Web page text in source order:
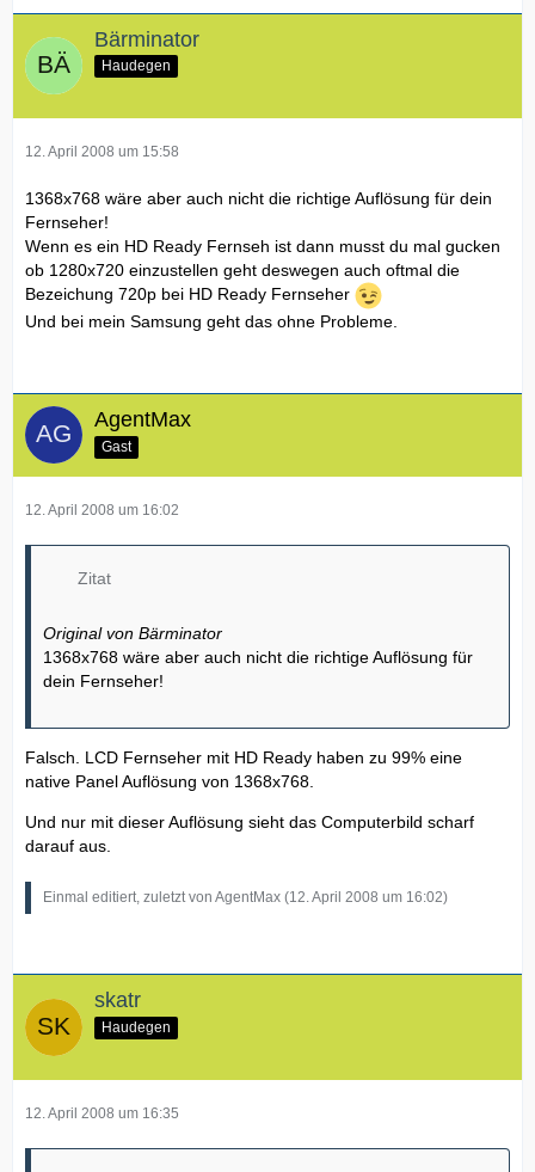
Bärminator
Haudegen
12. April 2008 um 15:58
1368x768 wäre aber auch nicht die richtige Auflösung für dein
Fernseher!
Wenn es ein HD Ready Fernseh ist dann musst du mal gucken
ob 1280x720 einzustellen geht deswegen auch oftmal die
Bezeichung 720p bei HD Ready Fernseher
Und bei mein Samsung geht das ohne Probleme.
AgentMax
Gast
12. April 2008 um 16:02
Zitat
Original von Bärminator
1368x768 wäre aber auch nicht die richtige Auflösung für
dein Fernseher!
Falsch. LCD Fernseher mit HD Ready haben zu 99% eine
native Panel Auflösung von 1368x768.
Und nur mit dieser Auflösung sieht das Computerbild scharf
darauf aus.
Einmal editiert, zuletzt von AgentMax (12. April 2008 um 16:02)
skatr
Haudegen
12. April 2008 um 16:35